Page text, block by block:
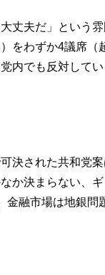
丈夫だ」という
をわずか4議席（
内でも反対して
決された共和党案
か決まらない、
融市場は地銀問